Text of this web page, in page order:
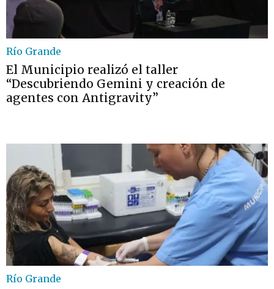
Río Grande
El Municipio realizó el taller
“Descubriendo Gemini y creación de
agentes con Antigravity”
Río Grande